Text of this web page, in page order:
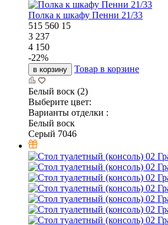
Полка к шкафу Пенни 21/33
515 560 15
3 237
4 150
-22%
в корзину Товар в корзине
Белый воск (2)
Выберите цвет:
Варианты отделки :
Белый воск
Серый 7046